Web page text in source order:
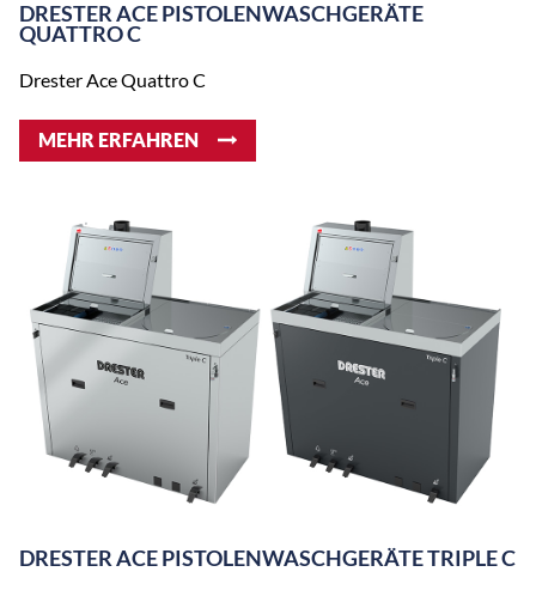
DRESTER ACE PISTOLENWASCHGERÄTE
QUATTRO C
Drester Ace Quattro C
MEHR ERFAHREN
DRESTER ACE PISTOLENWASCHGERÄTE TRIPLE C